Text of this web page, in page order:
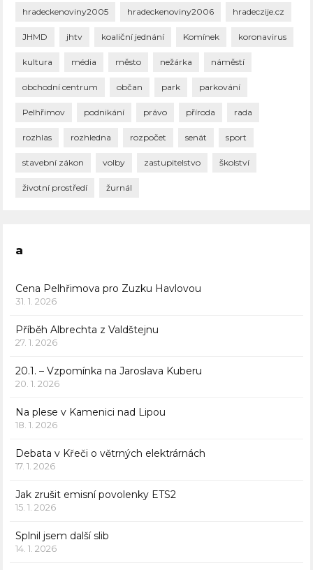
hradeckenoviny2005 hradeckenoviny2006 hradeczije.cz
JHMD jhtv koaliční jednání Komínek koronavirus
kultura média město nežárka náměstí
obchodní centrum občan park parkování
Pelhřimov podnikání právo příroda rada
rozhlas rozhledna rozpočet senát sport
stavební zákon volby zastupitelstvo školství
životní prostředí žurnál
a
Cena Pelhřimova pro Zuzku Havlovou
31. 1. 2026
Příběh Albrechta z Valdštejnu
27. 1. 2026
20.1. – Vzpomínka na Jaroslava Kuberu
20. 1. 2026
Na plese v Kamenici nad Lipou
18. 1. 2026
Debata v Křeči o větrných elektrárnách
17. 1. 2026
Jak zrušit emisní povolenky ETS2
15. 1. 2026
Splnil jsem další slib
14. 1. 2026